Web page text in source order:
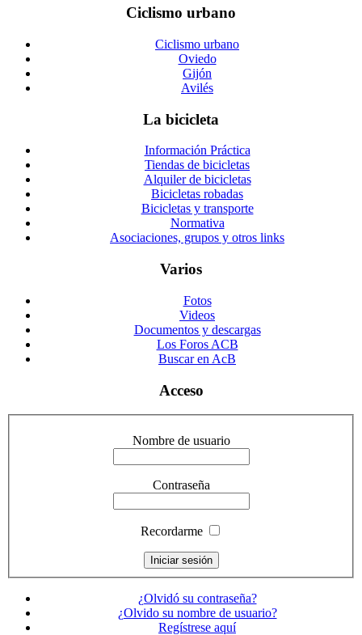
Ciclismo urbano
Ciclismo urbano
Oviedo
Gijón
Avilés
La bicicleta
Información Práctica
Tiendas de bicicletas
Alquiler de bicicletas
Bicicletas robadas
Bicicletas y transporte
Normativa
Asociaciones, grupos y otros links
Varios
Fotos
Videos
Documentos y descargas
Los Foros ACB
Buscar en AcB
Acceso
Nombre de usuario
Contraseña
Recordarme
¿Olvidó su contraseña?
¿Olvido su nombre de usuario?
Regístrese aquí